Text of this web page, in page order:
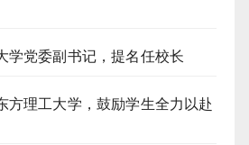
学党委副书记，提名任校长
方理工大学，鼓励学生全力以赴